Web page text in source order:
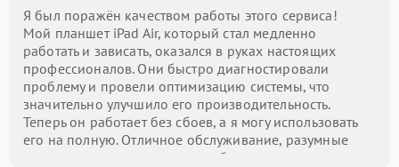
Я был поражён качеством работы этого сервиса!
Мой планшет iPad Air, который стал медленно
работать и зависать, оказался в руках настоящих
профессионалов. Они быстро диагностировали
проблему и провели оптимизацию системы, что
значительно улучшило его производительность.
Теперь он работает без сбоев, а я могу использовать
его на полную. Отличное обслуживание, разумные
цены и внимание к деталям — буду рекомендовать